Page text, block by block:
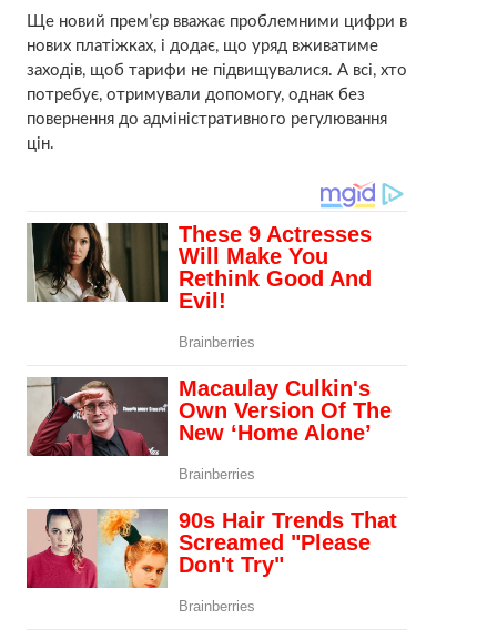
Ще новий прем’єр вважає проблемними цифри в
нових платіжках, і додає, що уряд вживатиме
заходів, щоб тарифи не підвищувалися. А всі, хто
потребує, отримували допомогу, однак без
повернення до адміністративного регулювання
цін.